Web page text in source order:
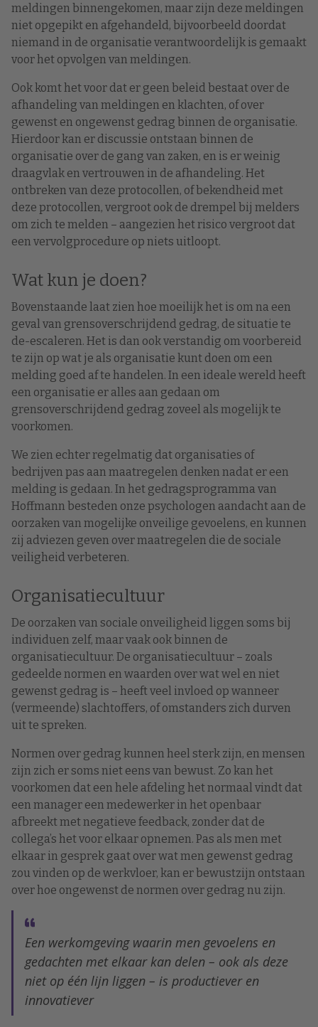
meldingen binnengekomen, maar zijn deze meldingen
niet opgepikt en afgehandeld, bijvoorbeeld doordat
niemand in de organisatie verantwoordelijk is gemaakt
voor het opvolgen van meldingen.
Ook komt het voor dat er geen beleid bestaat over de
afhandeling van meldingen en klachten, of over
gewenst en ongewenst gedrag binnen de organisatie.
Hierdoor kan er discussie ontstaan binnen de
organisatie over de gang van zaken, en is er weinig
draagvlak en vertrouwen in de afhandeling. Het
ontbreken van deze protocollen, of bekendheid met
deze protocollen, vergroot ook de drempel bij melders
om zich te melden – aangezien het risico vergroot dat
een vervolgprocedure op niets uitloopt.
Wat kun je doen?
Bovenstaande laat zien hoe moeilijk het is om na een
geval van grensoverschrijdend gedrag, de situatie te
de-escaleren. Het is dan ook verstandig om voorbereid
te zijn op wat je als organisatie kunt doen om een
melding goed af te handelen. In een ideale wereld heeft
een organisatie er alles aan gedaan om
grensoverschrijdend gedrag zoveel als mogelijk te
voorkomen.
We zien echter regelmatig dat organisaties of
bedrijven pas aan maatregelen denken nadat er een
melding is gedaan. In het gedragsprogramma van
Hoffmann besteden onze psychologen aandacht aan de
oorzaken van mogelijke onveilige gevoelens, en kunnen
zij adviezen geven over maatregelen die de sociale
veiligheid verbeteren.
Organisatiecultuur
De oorzaken van sociale onveiligheid liggen soms bij
individuen zelf, maar vaak ook binnen de
organisatiecultuur. De organisatiecultuur – zoals
gedeelde normen en waarden over wat wel en niet
gewenst gedrag is – heeft veel invloed op wanneer
(vermeende) slachtoffers, of omstanders zich durven
uit te spreken.
Normen over gedrag kunnen heel sterk zijn, en mensen
zijn zich er soms niet eens van bewust. Zo kan het
voorkomen dat een hele afdeling het normaal vindt dat
een manager een medewerker in het openbaar
afbreekt met negatieve feedback, zonder dat de
collega’s het voor elkaar opnemen. Pas als men met
elkaar in gesprek gaat over wat men gewenst gedrag
zou vinden op de werkvloer, kan er bewustzijn ontstaan
over hoe ongewenst de normen over gedrag nu zijn.
Een werkomgeving waarin men gevoelens en
gedachten met elkaar kan delen – ook als deze
niet op één lijn liggen – is productiever en
innovatiever